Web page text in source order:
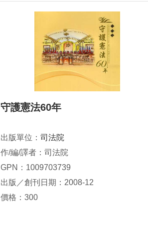
守護憲法60年
出版單位： 司法院
作/編/譯者：司法院
GPN：1009703739
出版／創刊日期：2008-12
價格：300